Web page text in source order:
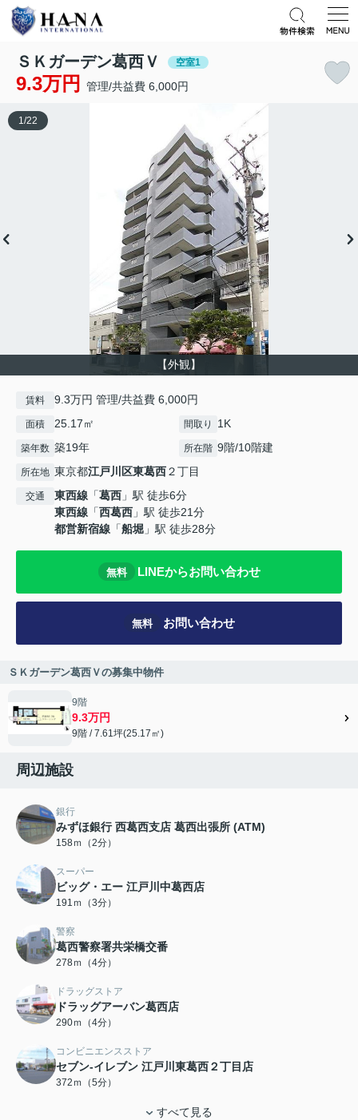
ＳＫガーデン葛西Ｖ 空室1
9.3万円 管理/共益費 6,000円
【外観】
1/22
賃料 9.3万円 管理/共益費 6,000円
面積 25.17㎡ 間取り 1K
築年数 築19年 所在階 9階/10階建
所在地 東京都江戸川区東葛西２丁目
交通 東西線 「葛西 」駅 徒歩6分
東西線 「西葛西 」駅 徒歩21分
都営新宿線 「船堀 」駅 徒歩28分
無料 LINEからお問い合わせ
無料 お問い合わせ
ＳＫガーデン葛西Ｖの募集中物件
9階
9.3万円
9階 / 7.61坪(25.17㎡)
周辺施設
銀行
みずほ銀行 西葛西支店 葛西出張所 (ATM)
158ｍ（2分）
スーパー
ビッグ・エー 江戸川中葛西店
191ｍ（3分）
警察
葛西警察署共栄橋交番
278ｍ（4分）
ドラッグストア
ドラッグアーバン葛西店
290ｍ（4分）
コンビニエンスストア
セブン-イレブン 江戸川東葛西２丁目店
372ｍ（5分）
すべて見る